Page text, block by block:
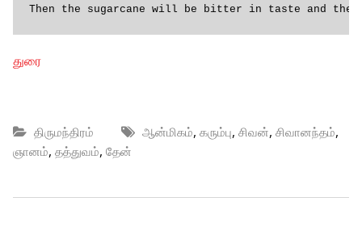
Then the sugarcane will be bitter in taste and the
துரை
திருமந்திரம் ஆன்மிகம், கரும்பு, சிவன், சிவானந்தம்,
ஞானம், தத்துவம், தேன்